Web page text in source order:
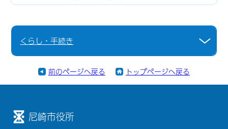
くらし・手続き
前のページへ戻る トップページへ戻る
尼崎市役所